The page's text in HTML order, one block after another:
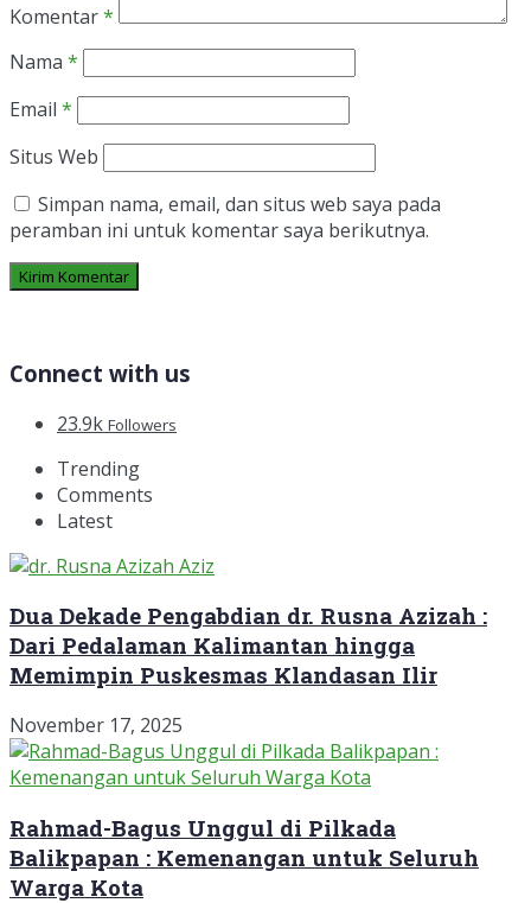
Komentar*
Nama *
Email *
Situs Web
Simpan nama, email, dan situs web saya pada
peramban ini untuk komentar saya berikutnya.
Connect with us
23.9k Followers
Trending
Comments
Latest
Dua Dekade Pengabdian dr. Rusna Azizah :
Dari Pedalaman Kalimantan hingga
Memimpin Puskesmas Klandasan Ilir
November 17, 2025
Rahmad-Bagus Unggul di Pilkada
Balikpapan : Kemenangan untuk Seluruh
Warga Kota